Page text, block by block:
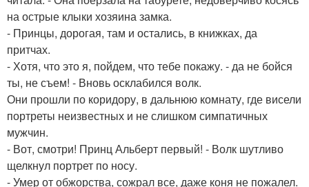
на острые клыки хозяина замка.
- Принцы, дорогая, там и остались, в книжках, да
притчах.
- Хотя, что это я, пойдем, что тебе покажу. - да не бойся
ты, не съем! - Вновь осклабился волк.
Они прошли по коридору, в дальнюю комнату, где висели
портреты неизвестных и не слишком симпатичных
мужчин.
- Вот, смотри! Принц Альберт первый! - Волк шутливо
щелкнул портрет по носу.
- Умер от обжорства, сожрал все, даже коня не пожалел.